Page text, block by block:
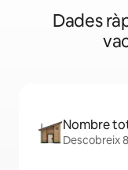
Dades
Nombre
Descobreix